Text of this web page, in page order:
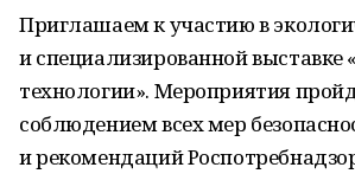
Приглашаем к участию в
и специализированной выставке
технологии». Мероприятия
соблюдением всех мер
и рекомендаций